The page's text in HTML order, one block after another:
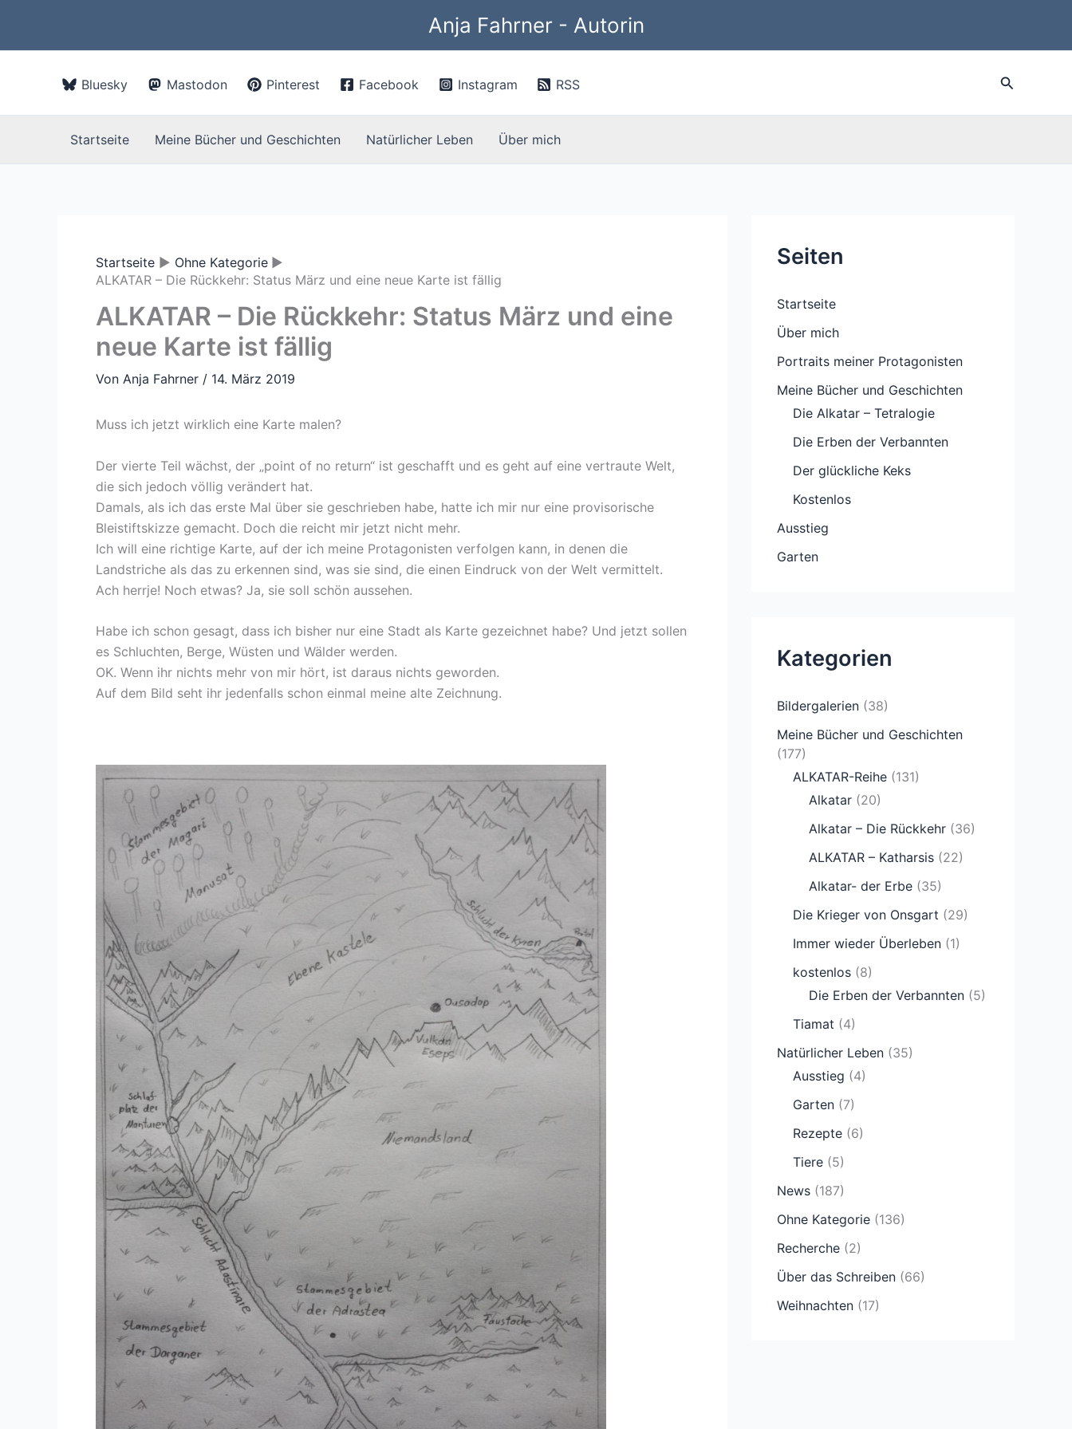
springen
Anja Fahrner - Autorin
Bluesky Mastodon Pinterest Facebook Instagram RSS Suche
Startseite Meine Bücher und Geschichten Natürlicher Leben Über mich
Startseite
Ohne Kategorie
ALKATAR – Die Rückkehr: Status März und eine neue Karte ist fällig
ALKATAR – Die Rückkehr: Status März und eine
neue Karte ist fällig
Von Anja Fahrner / 14. März 2019
Muss ich jetzt wirklich eine Karte malen?
Der vierte Teil wächst, der „point of no return“ ist geschafft und es geht auf eine vertraute Welt,
die sich jedoch völlig verändert hat.
Damals, als ich das erste Mal über sie geschrieben habe, hatte ich mir nur eine provisorische
Bleistiftskizze gemacht. Doch die reicht mir jetzt nicht mehr.
Ich will eine richtige Karte, auf der ich meine Protagonisten verfolgen kann, in denen die
Landstriche als das zu erkennen sind, was sie sind, die einen Eindruck von der Welt vermittelt.
Ach herrje! Noch etwas? Ja, sie soll schön aussehen.
Habe ich schon gesagt, dass ich bisher nur eine Stadt als Karte gezeichnet habe? Und jetzt sollen
es Schluchten, Berge, Wüsten und Wälder werden.
OK. Wenn ihr nichts mehr von mir hört, ist daraus nichts geworden.
Auf dem Bild seht ihr jedenfalls schon einmal meine alte Zeichnung.
Seiten
Startseite
Über mich
Portraits meiner Protagonisten
Meine Bücher und Geschichten
Die Alkatar – Tetralogie
Die Erben der Verbannten
Der glückliche Keks
Kostenlos
Ausstieg
Garten
Kategorien
Bildergalerien (38)
Meine Bücher und Geschichten
(177)
ALKATAR-Reihe (131)
Alkatar (20)
Alkatar – Die Rückkehr (36)
ALKATAR – Katharsis (22)
Alkatar- der Erbe (35)
Die Krieger von Onsgart (29)
Immer wieder Überleben (1)
kostenlos (8)
Die Erben der Verbannten (5)
Tiamat (4)
Natürlicher Leben (35)
Ausstieg (4)
Garten (7)
Rezepte (6)
Tiere (5)
News (187)
Ohne Kategorie (136)
Recherche (2)
Über das Schreiben (66)
Weihnachten (17)